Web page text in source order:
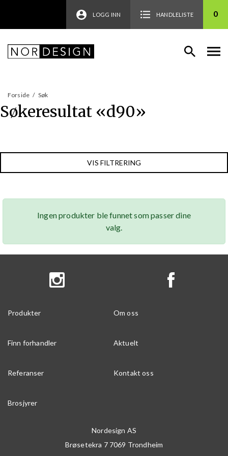
LOGG INN HANDLELISTE 0
Forside / Søk
Søkeresultat «d90»
VIS FILTRERING
Ingen produkter ble funnet som passer dine
valg.
Produkter Om oss
Finn forhandler Aktuelt
Referanser Kontakt oss
Brosjyrer
Nordesign AS
Brøsetekra 7 7069 Trondheim